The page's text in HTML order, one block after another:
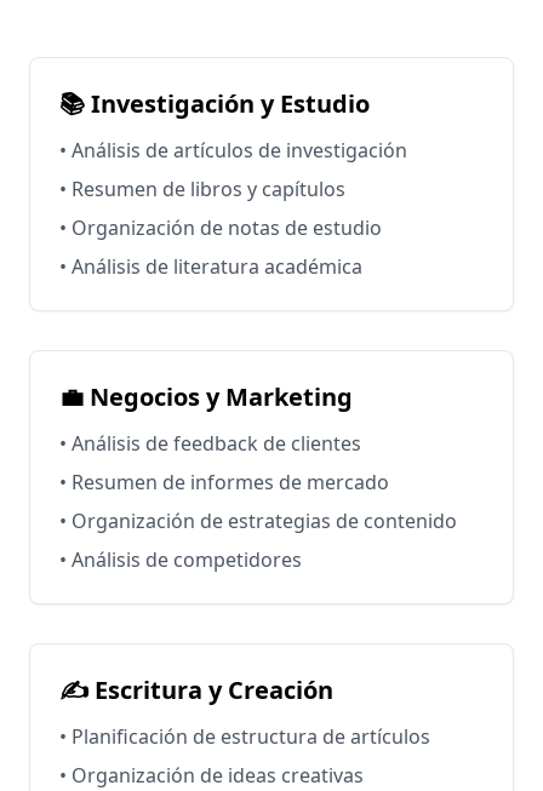
📚 Investigación y Estudio
• Análisis de artículos de investigación
• Resumen de libros y capítulos
• Organización de notas de estudio
• Análisis de literatura académica
💼 Negocios y Marketing
• Análisis de feedback de clientes
• Resumen de informes de mercado
• Organización de estrategias de contenido
• Análisis de competidores
✍️ Escritura y Creación
• Planificación de estructura de artículos
• Organización de ideas creativas